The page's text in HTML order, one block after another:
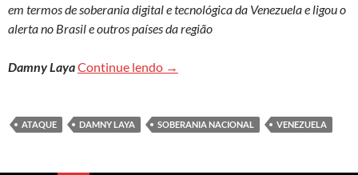
em termos de soberania digital e tecnológica da Venezuela e ligou o
alerta no Brasil e outros países da região
Damny LayaContinue lendo Especialistas veem indícios de
→
ATAQUE DAMNY LAYA SOBERANIA NACIONAL VENEZUELA